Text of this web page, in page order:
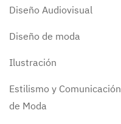
Diseño Audiovisual
Diseño de moda
Ilustración
Estilismo y Comunicación
de Moda